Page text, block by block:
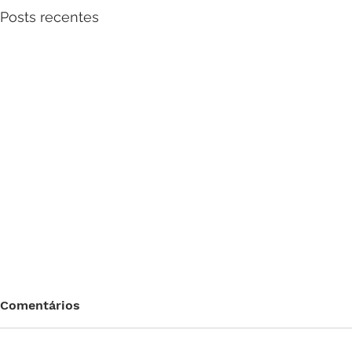
Posts recentes
Comentários